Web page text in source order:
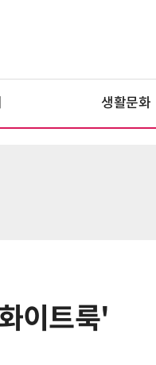
생활문화
이트룩'